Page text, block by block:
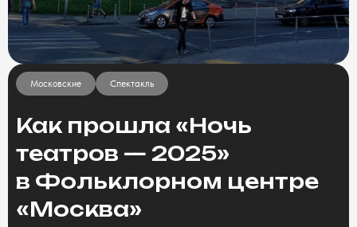
Московские Спектакль
Как прошла «Ночь
театров — 2025»
в Фольклорном центре
«Москва»